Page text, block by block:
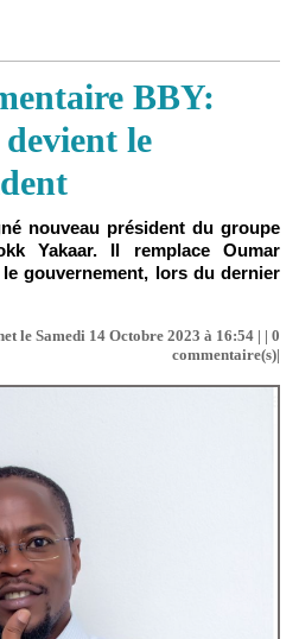
BBY:
le
nouveau président du groupe
Yakaar. Il remplace Oumar
gouvernement, lors du dernier
le Samedi 14 Octobre 2023 à 16:54 | | 0
commentaire(s)|